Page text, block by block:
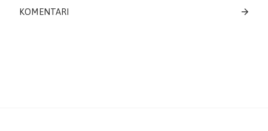
puta dnevno po jednu Artriflex kapsulu uz čašu vode.
KOMENTARI